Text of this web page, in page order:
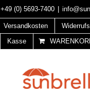
+49 (0) 5693-7400
Versandkosten
Kasse